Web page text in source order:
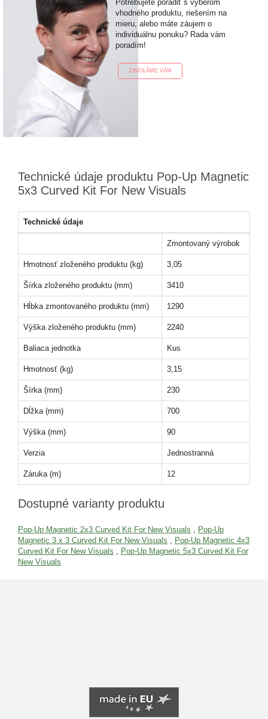
Potrebujete poradiť s výberom
vhodného produktu, riešením na
mieru, alebo máte záujem o
individuálnu ponuku? Rada vám
poradím!
ZAVOLÁME VÁM
Technické údaje produktu Pop-Up Magnetic
5x3 Curved Kit For New Visuals
Technické údaje
Zmontovaný výrobok
Hmotnosť zloženého produktu (kg) 3,05
Šírka zloženého produktu (mm) 3410
Hĺbka zmontovaného produktu (mm) 1290
Výška zloženého produktu (mm) 2240
Baliaca jednotka Kus
Hmotnosť (kg) 3,15
Šírka (mm) 230
Dĺžka (mm) 700
Výška (mm) 90
Verzia Jednostranná
Záruka (m) 12
Dostupné varianty produktu
Pop-Up Magnetic 2x3 Curved Kit For New Visuals
Pop-Up
Magnetic 3 x 3 Curved Kit For New Visuals
Pop-Up Magnetic 4x3
Curved Kit For New Visuals
Pop-Up Magnetic 5x3 Curved Kit For
New Visuals